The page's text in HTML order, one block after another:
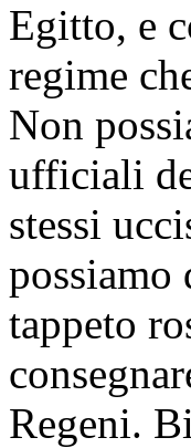
Egitto, e
regime
Non
ufficiali
stessi
possiamo
tappeto
Regeni.